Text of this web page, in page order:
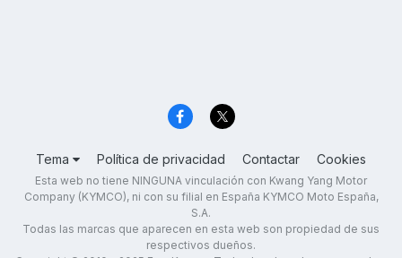
Tema Política de privacidad Contactar Cookies
Esta web no tiene NINGUNA vinculación con Kwang Yang Motor
Company (KYMCO), ni con su filial en España KYMCO Moto España,
S.A.
Todas las marcas que aparecen en esta web son propiedad de sus
respectivos dueños.